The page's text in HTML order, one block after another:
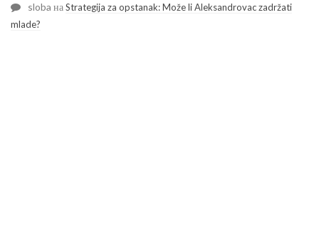
sloba наStrategija za opstanak: Može li Aleksandrovac zadržati
mlade?